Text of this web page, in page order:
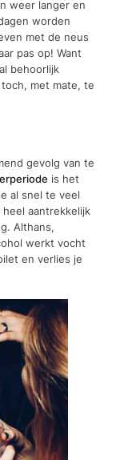
weer langer en
worden
met de neus
pas op! Want
behoorlijk
met mate, te
gevolg van te
is het
al snel te veel
aantrekkelijk
Althans,
werkt vocht
en verlies je